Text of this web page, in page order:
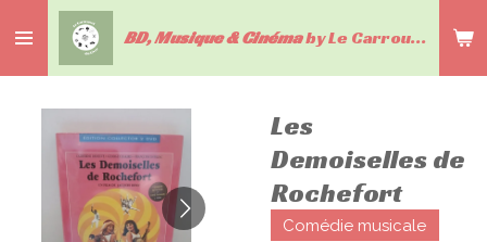
au
contenu
BD, Musique & Cinémaby Le Carrousel du livre
Les
Demoiselles de
Rochefort
Comédie musicale